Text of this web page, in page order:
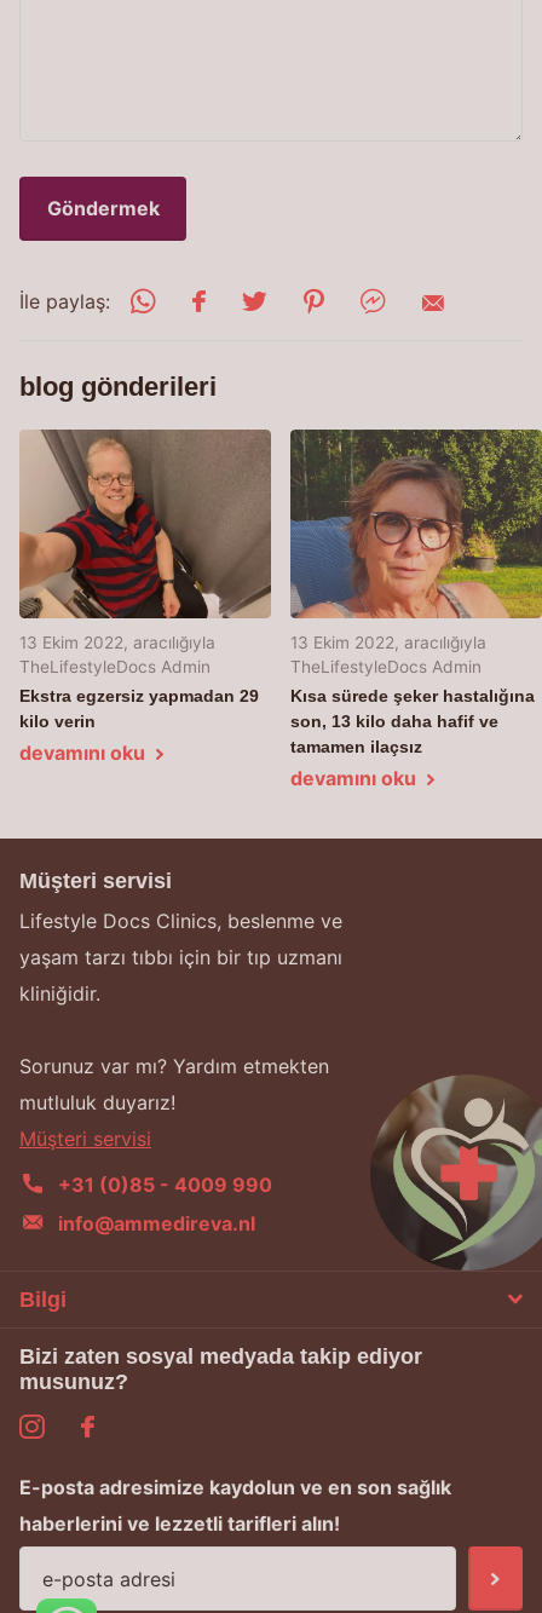
Göndermek
İle paylaş:
blog gönderileri
13 Ekim 2022, aracılığıyla
TheLifestyleDocs Admin
Ekstra egzersiz yapmadan 29
kilo verin
devamını oku
13 Ekim 2022, aracılığıyla
TheLifestyleDocs Admin
Kısa sürede şeker hastalığına
son, 13 kilo daha hafif ve
tamamen ilaçsız
devamını oku
Müşteri servisi
Lifestyle Docs Clinics, beslenme ve
yaşam tarzı tıbbı için bir tıp uzmanı
kliniğidir.
Sorunuz var mı? Yardım etmekten
mutluluk duyarız!
Müşteri servisi
+31 (0)85 - 4009 990
info@ammedireva.nl
Bilgi
Bizi zaten sosyal medyada takip ediyor
musunuz?
E-posta adresimize kaydolun ve en son sağlık
haberlerini ve lezzetli tarifleri alın!